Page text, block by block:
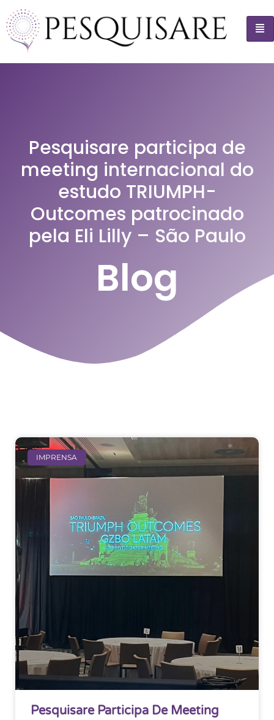
Pesquisare participa de
meeting internacional do
estudo TRIUMPH-
Outcomes patrocinado
pela Eli Lilly – São Paulo
Blog
IMPRENSA
Pesquisare Participa De Meeting